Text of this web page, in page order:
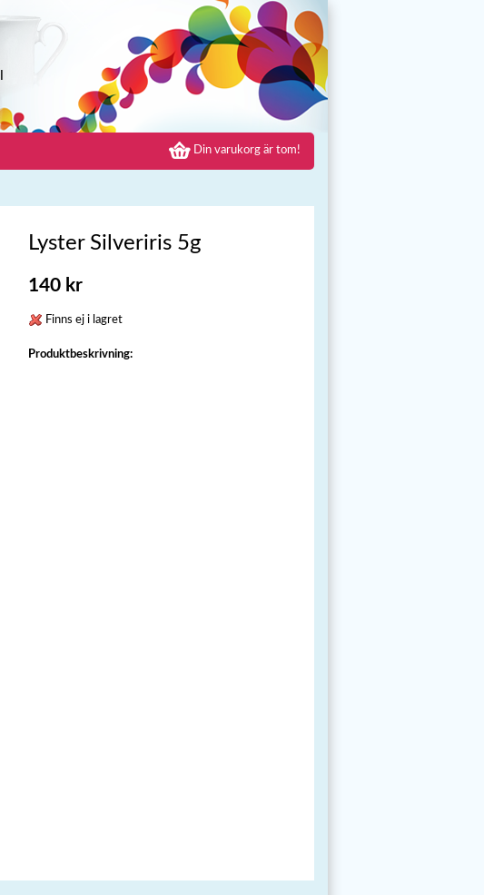
Din varukorg är tom!
Lyster Silveriris 5g
140 kr
Finns ej i lagret
Produktbeskrivning: